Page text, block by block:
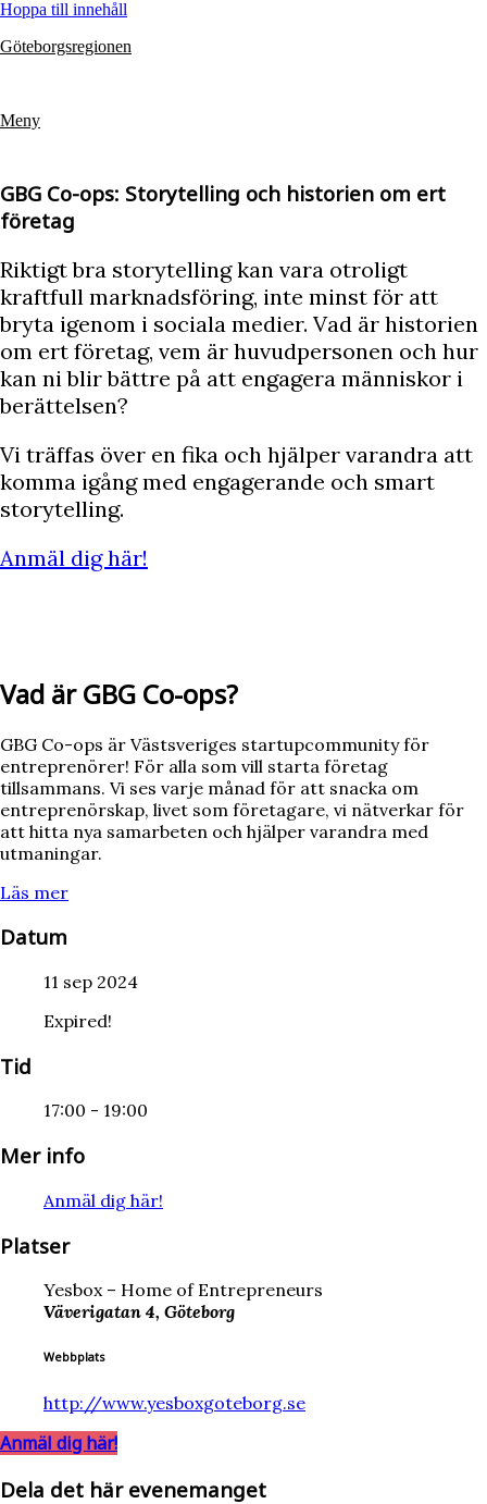
Hoppa till innehåll
Göteborgsregionen
Meny
GBG Co-ops: Storytelling och historien om ert
företag
Riktigt bra storytelling kan vara otroligt
kraftfull marknadsföring, inte minst för att
bryta igenom i sociala medier. Vad är historien
om ert företag, vem är huvudpersonen och hur
kan ni blir bättre på att engagera människor i
berättelsen?
Vi träffas över en fika och hjälper varandra att
komma igång med engagerande och smart
storytelling.
Anmäl dig här!
Vad är GBG Co-ops?
GBG Co-ops är Västsveriges startupcommunity för
entreprenörer! För alla som vill starta företag
tillsammans. Vi ses varje månad för att snacka om
entreprenörskap, livet som företagare, vi nätverkar för
att hitta nya samarbeten och hjälper varandra med
utmaningar.
Läs mer
Datum
11 sep 2024
Expired!
Tid
17:00 - 19:00
Mer info
Anmäl dig här!
Platser
Yesbox – Home of Entrepreneurs
Väverigatan 4, Göteborg
Webbplats
http://www.yesboxgoteborg.se
Anmäl dig här!
Dela det här evenemanget